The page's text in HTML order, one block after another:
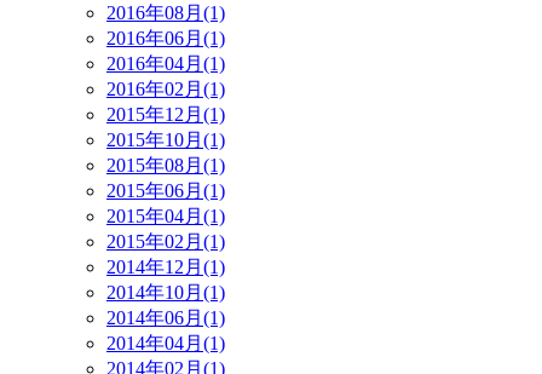
2016年08月(1)
2016年06月(1)
2016年04月(1)
2016年02月(1)
2015年12月(1)
2015年10月(1)
2015年08月(1)
2015年06月(1)
2015年04月(1)
2015年02月(1)
2014年12月(1)
2014年10月(1)
2014年06月(1)
2014年04月(1)
2014年02月(1)